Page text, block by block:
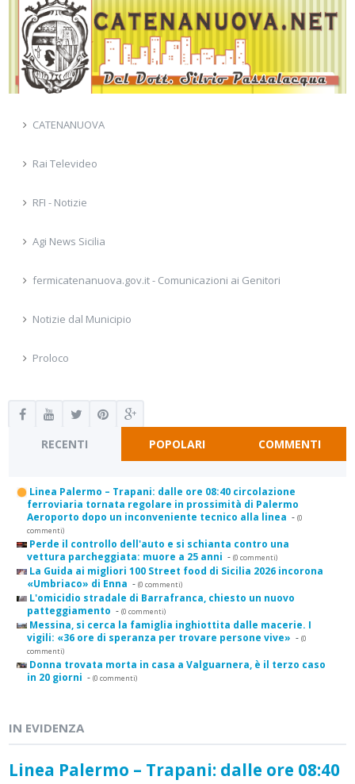
CATENANUOVA
Rai Televideo
RFI - Notizie
Agi News Sicilia
fermicatenanuova.gov.it - Comunicazioni ai Genitori
Notizie dal Municipio
Proloco
RECENTI POPOLARI COMMENTI
Linea Palermo – Trapani: dalle ore 08:40 circolazione
ferroviaria tornata regolare in prossimità di Palermo
Aeroporto dopo un inconveniente tecnico alla linea - (0
commenti)
Perde il controllo dell'auto e si schianta contro una
vettura parcheggiata: muore a 25 anni - (0 commenti)
La Guida ai migliori 100 Street food di Sicilia 2026 incorona
«Umbriaco» di Enna - (0 commenti)
L'omicidio stradale di Barrafranca, chiesto un nuovo
patteggiamento - (0 commenti)
Messina, si cerca la famiglia inghiottita dalle macerie. I
vigili: «36 ore di speranza per trovare persone vive» - (0
commenti)
Donna trovata morta in casa a Valguarnera, è il terzo caso
in 20 giorni - (0 commenti)
IN EVIDENZA
Linea Palermo – Trapani: dalle ore 08:40